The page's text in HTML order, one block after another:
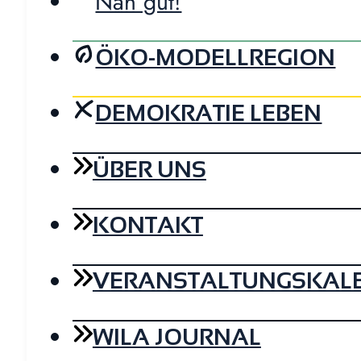
ÖKO-MODELLREGION
DEMOKRATIE LEBEN
ÜBER UNS
KONTAKT
WILA JOURNAL